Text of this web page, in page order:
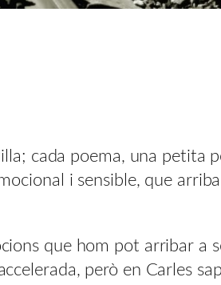
cada poema, una petita
i sensible, que arriba
que hom pot arribar a
però en Carles